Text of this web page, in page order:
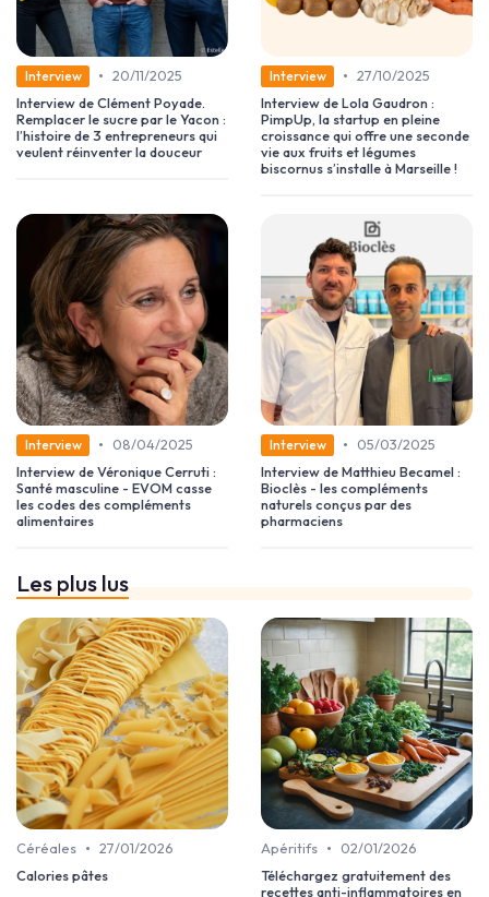
Interview • 20/11/2025
Interview de Clément Poyade.
Remplacer le sucre par le Yacon :
l’histoire de 3 entrepreneurs qui
veulent réinventer la douceur
Interview • 27/10/2025
Interview de Lola Gaudron :
PimpUp, la startup en pleine
croissance qui offre une seconde
vie aux fruits et légumes
biscornus s’installe à Marseille !
Interview •
08/04/2025
Interview de Véronique Cerruti :
Santé masculine - EVOM casse
les codes des compléments
alimentaires
Interview •
05/03/2025
Interview de Matthieu Becamel :
Bioclès - les compléments
naturels conçus par des
pharmaciens
Les plus lus
Céréales • 27/01/2026
Calories pâtes
Apéritifs •
02/01/2026
Téléchargez gratuitement des
recettes anti-inflammatoires en